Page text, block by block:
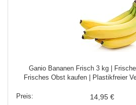
Ganio Bananen Frisch 3 kg |
Frisches Obst kaufen | Plastikfreier
14,95 €